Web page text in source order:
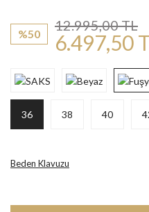
%50
12.995,00 TL
6.497,50
36 38 40
Beden Klavuzu